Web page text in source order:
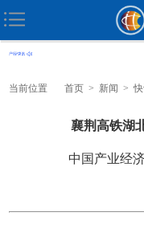
当前位置 首页 > 新闻 >
襄荆高铁湖
中国产业经